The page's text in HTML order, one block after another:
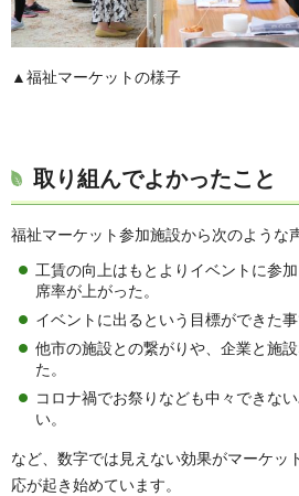
▲福祉マーケットの様子
取り組んでよかったこと
福祉マーケット参加施設から次のような
工賃の向上はもとよりイベントに参
席率が上がった。
イベントに出るという目標ができた事
他市の施設との繋がりや、企業と施
た。
コロナ禍でお祭りなども中々できな
い。
など、数字では見えない効果がマーケッ
応が起き始めています。